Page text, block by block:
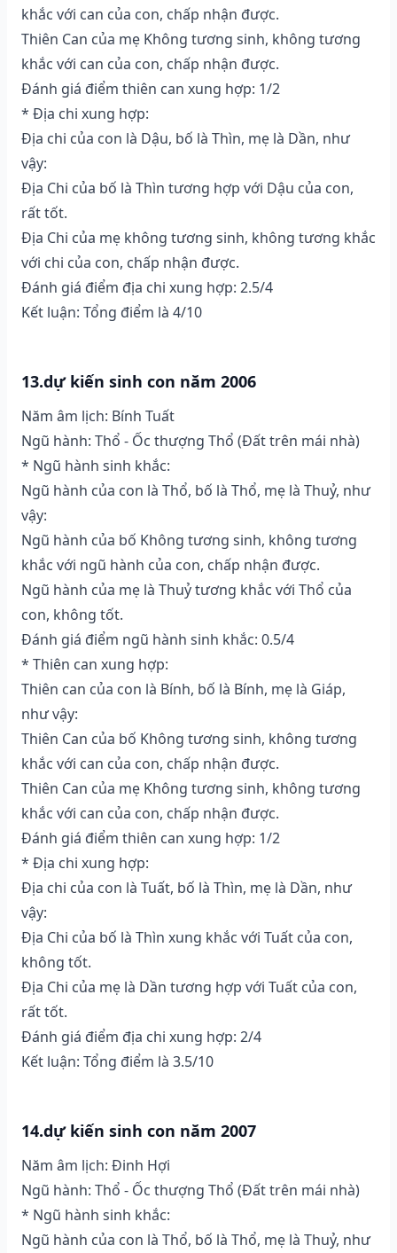
khắc với can của con, chấp nhận được.
Thiên Can của mẹ Không tương sinh, không tương
khắc với can của con, chấp nhận được.
Đánh giá điểm thiên can xung hợp: 1/2
* Địa chi xung hợp:
Địa chi của con là Dậu, bố là Thìn, mẹ là Dần, như
vậy:
Địa Chi của bố là Thìn tương hợp với Dậu của con,
rất tốt.
Địa Chi của mẹ không tương sinh, không tương khắc
với chi của con, chấp nhận được.
Đánh giá điểm địa chi xung hợp: 2.5/4
Kết luận: Tổng điểm là 4/10
13.dự kiến sinh con năm 2006
Năm âm lịch: Bính Tuất
Ngũ hành: Thổ - Ốc thượng Thổ (Ðất trên mái nhà)
* Ngũ hành sinh khắc:
Ngũ hành của con là Thổ, bố là Thổ, mẹ là Thuỷ, như
vậy:
Ngũ hành của bố Không tương sinh, không tương
khắc với ngũ hành của con, chấp nhận được.
Ngũ hành của mẹ là Thuỷ tương khắc với Thổ của
con, không tốt.
Đánh giá điểm ngũ hành sinh khắc: 0.5/4
* Thiên can xung hợp:
Thiên can của con là Bính, bố là Bính, mẹ là Giáp,
như vậy:
Thiên Can của bố Không tương sinh, không tương
khắc với can của con, chấp nhận được.
Thiên Can của mẹ Không tương sinh, không tương
khắc với can của con, chấp nhận được.
Đánh giá điểm thiên can xung hợp: 1/2
* Địa chi xung hợp:
Địa chi của con là Tuất, bố là Thìn, mẹ là Dần, như
vậy:
Địa Chi của bố là Thìn xung khắc với Tuất của con,
không tốt.
Địa Chi của mẹ là Dần tương hợp với Tuất của con,
rất tốt.
Đánh giá điểm địa chi xung hợp: 2/4
Kết luận: Tổng điểm là 3.5/10
14.dự kiến sinh con năm 2007
Năm âm lịch: Đinh Hợi
Ngũ hành: Thổ - Ốc thượng Thổ (Ðất trên mái nhà)
* Ngũ hành sinh khắc:
Ngũ hành của con là Thổ, bố là Thổ, mẹ là Thuỷ, như